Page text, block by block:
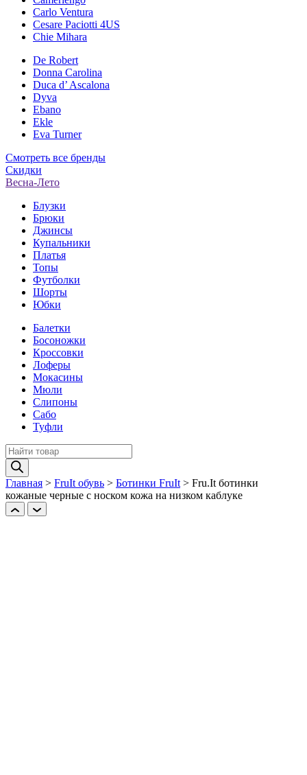
Carlo Ventura
Cesare Paciotti 4US
Chie Mihara
De Robert
Donna Carolina
Duca d’ Ascalona
Dyva
Ebano
Ekle
Eva Turner
Смотреть все бренды
Скидки
Весна-Лето
Блузки
Брюки
Джинсы
Купальники
Платья
Топы
Футболки
Шорты
Юбки
Балетки
Босоножки
Кроссовки
Лоферы
Мокасины
Мюли
Слипоны
Сабо
Туфли
Поиск
товаров
Главная > FruIt обувь > Ботинки FruIt > Fru.It ботинки
кожаные черные с носком кожа на низком каблуке